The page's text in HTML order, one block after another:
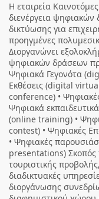
Η εταιρεία
διενέργεια
δικτύωσης για
προηγμένες
Διοργανώνει
ψηφιακών δράσεων
Ψηφιακά Γεγονότα
Εκθέσεις (digital
conference) •
Ψηφιακά
(online training) •
contest) • Ψηφιακές
• Ψηφιακές
presentations) Σκοπός
τουριστικής
διαδικτυακές
διοργάνωσης